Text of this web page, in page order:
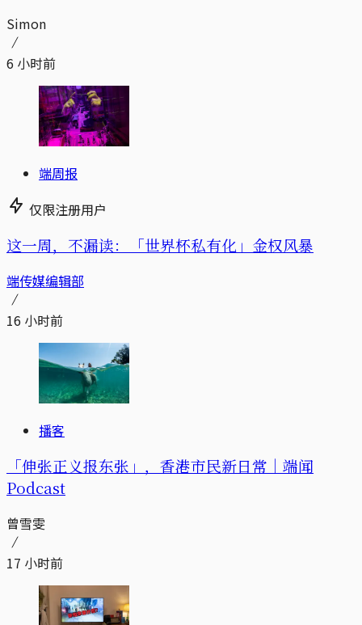
Simon
6 小时前
端周报
仅限注册用户
这一周，不漏读：「世界杯私有化」金权风暴
端传媒编辑部
16 小时前
播客
「伸张正义报东张」，香港市民新日常｜端闻
Podcast
曾雪雯
17 小时前